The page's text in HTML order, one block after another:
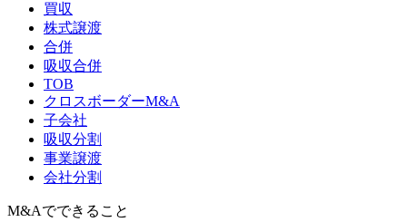
買収
株式譲渡
合併
吸収合併
TOB
クロスボーダーM&A
子会社
吸収分割
事業譲渡
会社分割
M&Aでできること